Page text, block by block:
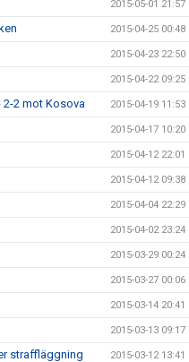
2015-05-01 21:57
2015-04-25 00:48
2015-04-23 22:50
2015-04-22 09:25
2-2 mot Kosova 2015-04-19 11:53
2015-04-17 10:20
2015-04-12 22:01
2015-04-12 09:38
2015-04-04 22:29
2015-04-02 23:24
2015-03-29 00:24
2015-03-27 00:06
2015-03-14 20:41
2015-03-13 09:17
straffläggning 2015-03-12 13:41